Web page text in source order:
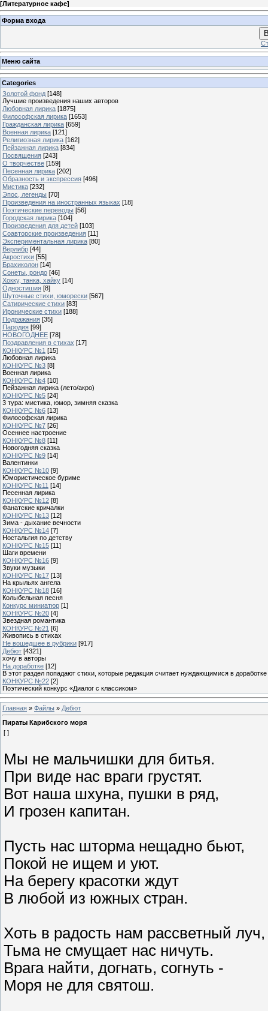
[Литературное кафе]
Форма входа
Меню сайта
Categories
Золотой фонд [148]
Лучшие произведения наших авторов
Любовная лирика [1875]
Философская лирика [1653]
Гражданская лирика [659]
Военная лирика [121]
Религиозная лирика [162]
Пейзажная лирика [834]
Посвящения [243]
О творчестве [159]
Песенная лирика [202]
Образность и экспрессия [496]
Мистика [232]
Эпос, легенды [70]
Произведения на иностранных языках [18]
Поэтические переводы [56]
Городская лирика [104]
Произведения для детей [103]
Соавторские произведения [11]
Экспериментальная лирика [80]
Верлибр [44]
Акростихи [55]
Брахиколон [14]
Сонеты, рондо [46]
Хокку, танка, хайку [14]
Одностишия [8]
Шуточные стихи, юморески [567]
Сатирические стихи [83]
Иронические стихи [188]
Подражания [35]
Пародия [99]
НОВОГОДНЕЕ [78]
Поздравления в стихах [17]
КОНКУРС №1 [15]
Любовная лирика
КОНКУРС №3 [8]
Военная лирика
КОНКУРС №4 [10]
Пейзажная лирика (лето/акро)
КОНКУРС №5 [24]
3 тура: мистика, юмор, зимняя сказка
КОНКУРС №6 [13]
Философская лирика
КОНКУРС №7 [26]
Осеннее настроение
КОНКУРС №8 [11]
Новогодняя сказка
КОНКУРС №9 [14]
Валентинки
КОНКУРС №10 [9]
Юмористическое буриме
КОНКУРС №11 [14]
Песенная лирика
КОНКУРС №12 [8]
Фанатские кричалки
КОНКУРС №13 [12]
Зима - дыхание вечности
КОНКУРС №14 [7]
Ностальгия по детству
КОНКУРС №15 [11]
Шаги времени
КОНКУРС №16 [9]
Звуки музыки
КОНКУРС №17 [13]
На крыльях ангела
КОНКУРС №18 [16]
Колыбельная песня
Конкурс миниатюр [1]
КОНКУРС №20 [4]
Звездная романтика
КОНКУРС №21 [6]
Живопись в стихах
Не вошедшее в рубрики [917]
Дебют [4321]
хочу в авторы
На доработке [12]
В этот раздел попадают стихи, которые редакция считает нуждающимися в доработке
КОНКУРС №22 [2]
Поэтический конкурс «Диалог с классиком»
Главная » Файлы » Дебют
Пираты Карибского моря
[ ]
Мы не мальчишки для битья.
При виде нас враги грустят.
Вот наша шхуна, пушки в ряд,
И грозен капитан.
Пусть нас шторма нещадно бьют,
Покой не ищем и уют.
На берегу красотки ждут
В любой из южных стран.
Хоть в радость нам рассветный луч,
Тьма не смущает нас ничуть.
Врага найти, догнать, согнуть -
Моря не для святош.